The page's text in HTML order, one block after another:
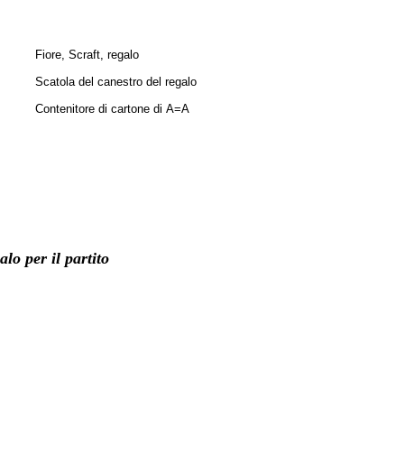
Fiore, Scraft, regalo
Scatola del canestro del regalo
Contenitore di cartone di A=A
per il partito